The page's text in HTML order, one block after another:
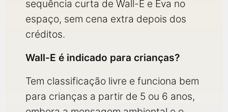
sequência curta de Wall-E e Eva no
espaço, sem cena extra depois dos
créditos.
Wall-E é indicado para crianças?
Tem classificação livre e funciona bem
para crianças a partir de 5 ou 6 anos,